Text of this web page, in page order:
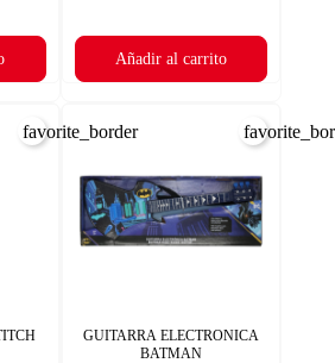
Añadir al carrito
favorite_border
GUITARRA ELECTRONICA
BATMAN